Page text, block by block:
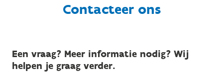
Contacteer ons
Een vraag? Meer informatie nodig? Wij
helpen je graag verder.